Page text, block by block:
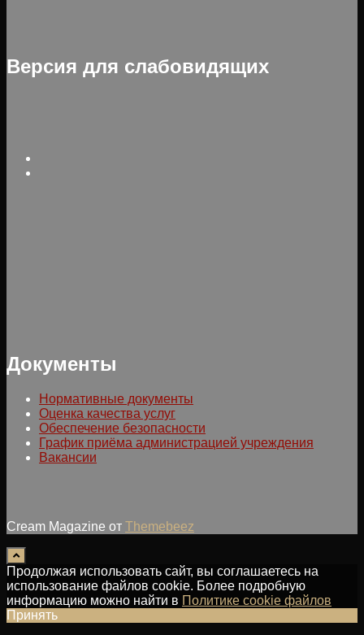
Версия для слабовидящих
Документы
Нормативные документы
Оценка качества услуг
Обеспечение безопасности
График приёма администрацией учреждения
Вакансии
Cream Magazine от Themebeez
Продолжая использовать сайт, вы соглашаетесь на
использование файлов cookie. Более подробную
информацию можно найти в Политике cookie файлов
Принять